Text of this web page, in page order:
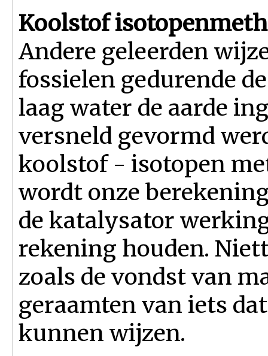
Koolstof
Andere geleerden
fossielen gedurende
laag water de aarde
versneld gevormd
koolstof - isotopen
wordt onze
de katalysator
rekening houden.
zoals de vondst van
geraamten van iets
kunnen wijzen.